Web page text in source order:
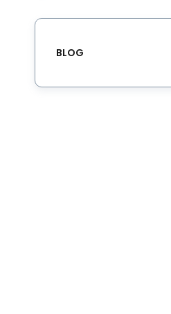
BLOG